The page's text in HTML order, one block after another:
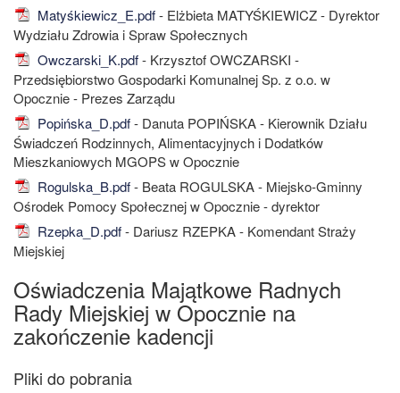
Matyśkiewicz_E.pdf- Elżbieta MATYŚKIEWICZ - Dyrektor
Wydziału Zdrowia i Spraw Społecznych
Owczarski_K.pdf- Krzysztof OWCZARSKI -
Przedsiębiorstwo Gospodarki Komunalnej Sp. z o.o. w
Opocznie - Prezes Zarządu
Popińska_D.pdf- Danuta POPIŃSKA - Kierownik Działu
Świadczeń Rodzinnych, Alimentacyjnych i Dodatków
Mieszkaniowych MGOPS w Opocznie
Rogulska_B.pdf- Beata ROGULSKA - Miejsko-Gminny
Ośrodek Pomocy Społecznej w Opocznie - dyrektor
Rzepka_D.pdf- Dariusz RZEPKA - Komendant Straży
Miejskiej
Oświadczenia Majątkowe Radnych
Rady Miejskiej w Opocznie na
zakończenie kadencji